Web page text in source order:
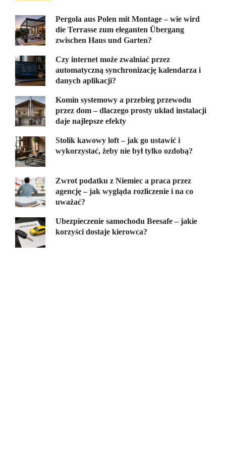
Pergola aus Polen mit Montage – wie wird
die Terrasse zum eleganten Übergang
zwischen Haus und Garten?
Czy internet może zwalniać przez
automatyczną synchronizację kalendarza i
danych aplikacji?
Komin systemowy a przebieg przewodu
przez dom – dlaczego prosty układ instalacji
daje najlepsze efekty
Stolik kawowy loft – jak go ustawić i
wykorzystać, żeby nie był tylko ozdobą?
Zwrot podatku z Niemiec a praca przez
agencję – jak wygląda rozliczenie i na co
uważać?
Ubezpieczenie samochodu Beesafe – jakie
korzyści dostaje kierowca?